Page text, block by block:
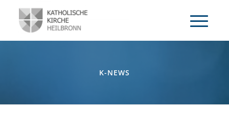
K-NEWS